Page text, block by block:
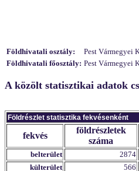
Földhivatali osztály:
Pest Vármegyei
Földhivatali főosztály: Pest Vármegyei
A közölt statisztikai adatok
Földrészlet statisztika fekvésenként
fekvés
földrészletek
száma
belterület 2874
külterület
566